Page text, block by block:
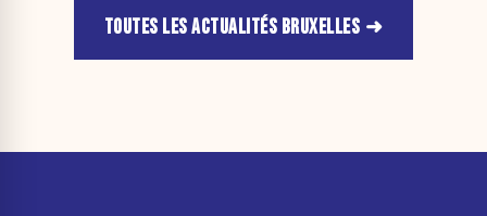
TOUTES LES ACTUALITÉS BRUXELLES